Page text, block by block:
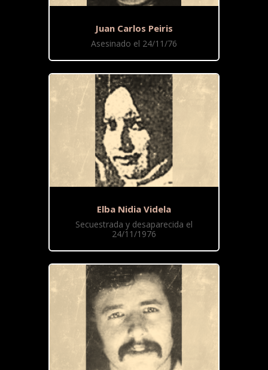
Juan Carlos Peiris
Asesinado el 24/11/76
Elba Nidia Videla
Secuestrada y desaparecida el
24/11/1976